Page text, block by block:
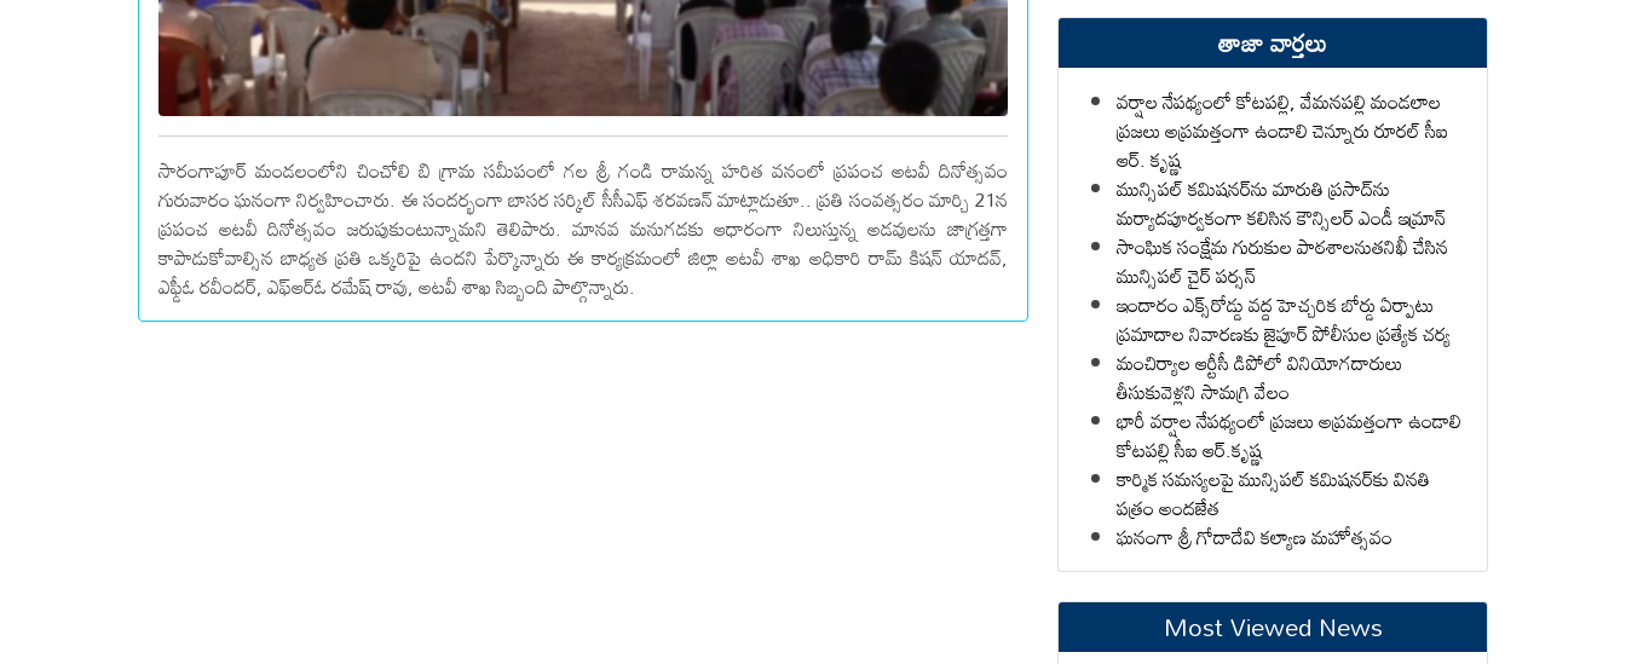
సారంగాపూర్ మండలంలోని చించోలి బి గ్రామ సమీపంలో గల శ్రీ గండి రామన్న హరిత వనంలో ప్రపంచ అటవీ దినోత్సవం
గురువారం ఘనంగా నిర్వహించారు. ఈ సందర్భంగా బాసర సర్కిల్ సీసీఎఫ్ శరవణన్ మాట్లాడుతూ.. ప్రతి సంవత్సరం మార్చి 21న
ప్రపంచ అటవీ దినోత్సవం జరుపుకుంటున్నామని తెలిపారు. మానవ మనుగడకు ఆధారంగా నిలుస్తున్న అడవులను జాగ్రత్తగా
కాపాడుకోవాల్సిన బాధ్యత ప్రతి ఒక్కరిపై ఉందని పేర్కొన్నారు ఈ కార్యక్రమంలో జిల్లా అటవీ శాఖ అధికారి రామ్ కిషన్ యాదవ్,
ఎఫ్డీఓ రవీందర్, ఎఫ్ఆర్ఓ రమేష్ రావు, అటవీ శాఖ సిబ్బంది పాల్గొన్నారు.
తాజా వార్తలు
వర్షాల నేపథ్యంలో కోటపల్లి, వేమనపల్లి మండలాల
ప్రజలు అప్రమత్తంగా ఉండాలి చెన్నూరు రూరల్ సీఐ
ఆర్. కృష్ణ
మున్సిపల్ కమిషనర్‌ను మారుతి ప్రసాద్‌ను
మర్యాదపూర్వకంగా కలిసిన కౌన్సిలర్ ఎండీ ఇమ్రాన్ ​
సాంఘిక సంక్షేమ గురుకుల పాఠశాలనుతనిఖీ చేసిన
మున్సిపల్ చైర్ పర్సన్
ఇందారం ఎక్స్‌రోడ్డు వద్ద హెచ్చరిక బోర్డు ఏర్పాటు
ప్రమాదాల నివారణకు జైపూర్ పోలీసుల ప్రత్యేక చర్య
మంచిర్యాల ఆర్టీసీ డిపోలో వినియోగదారులు
తీసుకువెళ్లని సామగ్రి వేలం
భారీ వర్షాల నేపథ్యంలో ప్రజలు అప్రమత్తంగా ఉండాలి
కోటపల్లి సీఐ ఆర్.కృష్ణ
కార్మిక సమస్యలపై మున్సిపల్ కమిషనర్‌కు వినతి
పత్రం అందజేత
ఘనంగా శ్రీ గోదాదేవి కల్యాణ మహోత్సవం
Most Viewed News